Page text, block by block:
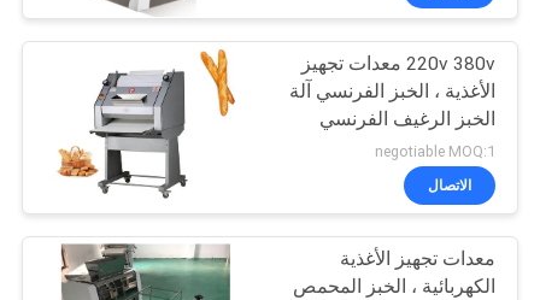
اتصل
أخبار
حالاتكهربائي الخبز أفران
78
220v 380v معدات تجهيز
الأغذية ، الخبز الفرنسي آلة
الخبز الرغيف الفرنسي
negotiable MOQ:1
الاتصال
معدات تجهيز الأغذية
الكهربائية ، الخبز المحمص